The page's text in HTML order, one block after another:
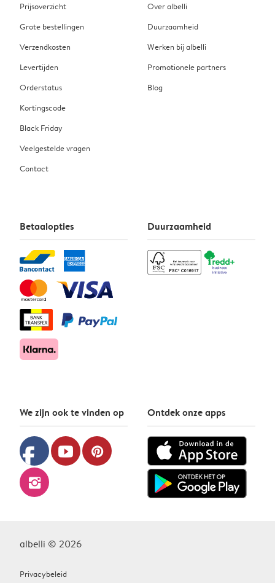
Prijsoverzicht
Grote bestellingen
Verzendkosten
Levertijden
Orderstatus
Kortingscode
Black Friday
Veelgestelde vragen
Contact
Over albelli
Duurzaamheid
Werken bij albelli
Promotionele partners
Blog
Betaalopties Duurzaamheid
We zijn ook te vinden op
facebook youtube pinterest
instagram
Ontdek onze apps
albelli © 2026
Privacybeleid